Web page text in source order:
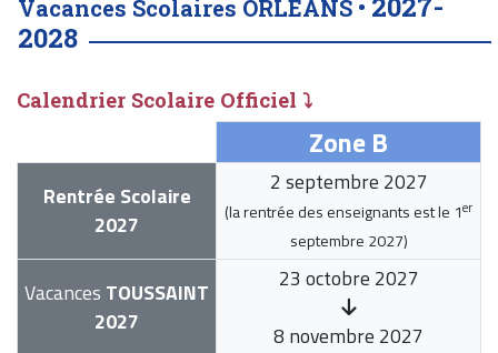
Vacances Scolaires ORLÉANS •
2028
Calendrier Scolaire Officiel ⤵
Zone B
Rentrée Scolaire
2027
2 septembre 2027
(la rentrée des enseignants est le 1er
septembre 2027)
Vacances TOUSSAINT
2027
23 octobre 2027
8 novembre 2027